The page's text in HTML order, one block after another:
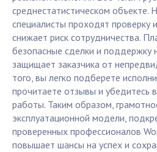
среднестатистическом объекте.
специалисты проходят проверку
снижает риск сотрудничества.
безопасные сделки и поддержку
защищает заказчика от
того, вы легко подберете
прочитаете отзывы и убедитесь
работы. Таким образом,
эксплуатационной модели,
проверенных профессионалов
повышает шансы на успех и